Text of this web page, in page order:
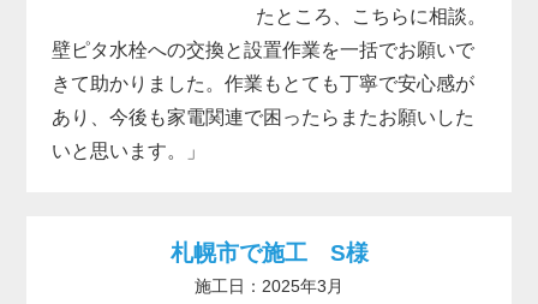
たところ、こちらに相談。
壁ピタ水栓への交換と設置作業を一括でお願いで
きて助かりました。作業もとても丁寧で安心感が
あり、今後も家電関連で困ったらまたお願いした
いと思います。」
札幌市で施工 S様
施工日：2025年3月